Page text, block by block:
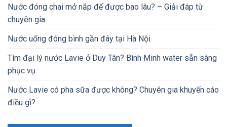
Nước đóng chai mở nắp để được bao lâu? – Giải đáp từ
chuyên gia
Nước uống đóng bình gần đây tại Hà Nội
Tìm đại lý nước Lavie ở Duy Tân? Bình Minh water sẵn sàng
phục vụ
Nước Lavie có pha sữa được không? Chuyên gia khuyến cáo
điều gì?